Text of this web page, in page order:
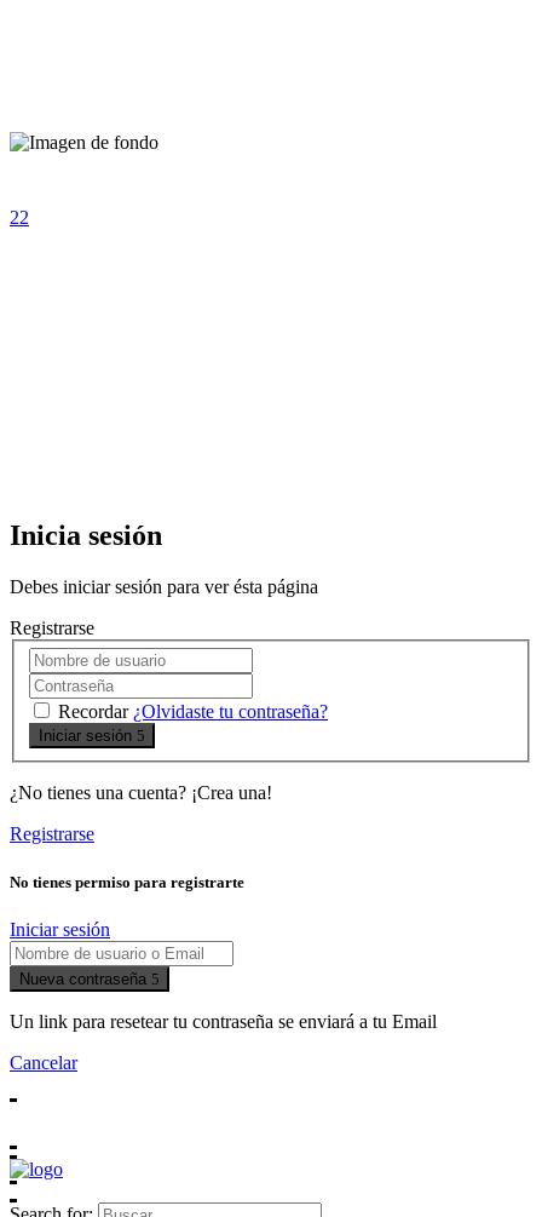
Inicia sesión
Debes iniciar sesión para ver ésta página
Registrarse
Recordar ¿Olvidaste tu contraseña?
Iniciar sesión
¿No tienes una cuenta? ¡Crea una!
Registrarse
No tienes permiso para registrarte
Iniciar sesión
Nueva contraseña
Un link para resetear tu contraseña se enviará a tu Email
Cancelar